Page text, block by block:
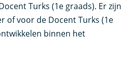
Turks (1e graads). Er zijn
of voor de Docent Turks (1e
binnen het